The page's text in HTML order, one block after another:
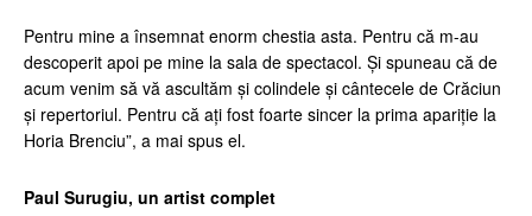
Pentru mine a însemnat enorm chestia asta. Pentru că m-au
descoperit apoi pe mine la sala de spectacol. Și spuneau că de
acum venim să vă ascultăm și colindele și cântecele de Crăciun
și repertoriul. Pentru că ați fost foarte sincer la prima apariție la
Horia Brenciu”, a mai spus el.
Paul Surugiu, un artist complet